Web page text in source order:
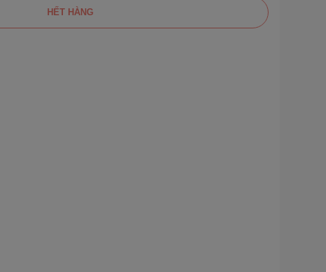
HẾT HÀNG